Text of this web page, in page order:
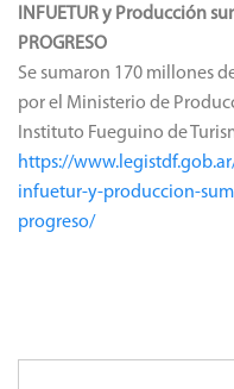
INFUETUR y Producción
PROGRESO
Se sumaron 170 millones
por el Ministerio de
Instituto Fueguino de
https://
infuetur-y-produccion-
progreso/